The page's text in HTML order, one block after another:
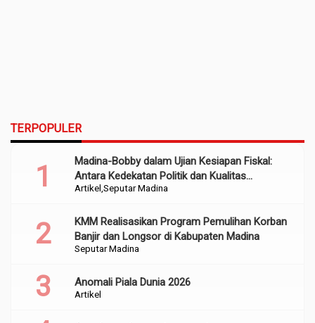
TERPOPULER
Artikel Seputar Madina
Madina-Bobby dalam Ujian Kesiapan Fiskal:
Antara Kedekatan Politik dan Kualitas
Perencanaan
Seputar Madina
KMM Realisasikan Program Pemulihan Korban
Banjir dan Longsor di Kabupaten Madina
Artikel
Anomali Piala Dunia 2026